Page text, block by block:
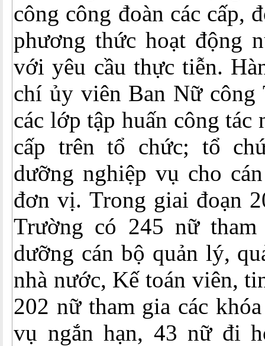
công công đoàn các cấp,
phương thức hoạt động
với yêu cầu thực tiễn.
chí ủy viên Ban Nữ công
các lớp tập huấn công tác
cấp trên tổ chức; tổ
dưỡng nghiệp vụ cho
đơn vị. Trong giai đoạn
Trường có 245 nữ
dưỡng cán bộ quản lý,
nhà nước, Kế toán viên,
202 nữ tham gia các
vụ ngắn hạn, 43 nữ đi